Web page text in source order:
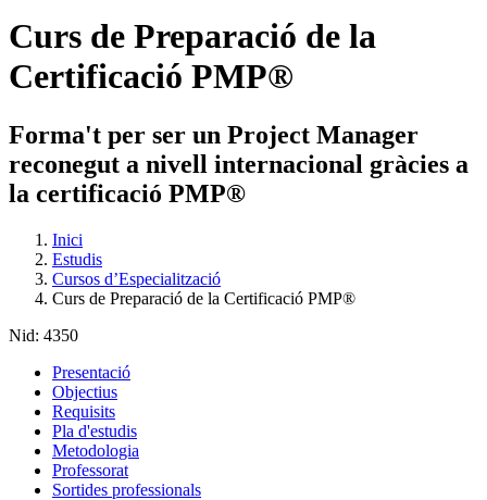
Curs de Preparació de la
Certificació PMP®
Forma't per ser un Project Manager
reconegut a nivell internacional gràcies a
la certificació PMP®
Inici
Estudis
Cursos d’Especialització
Curs de Preparació de la Certificació PMP®
Nid: 4350
Presentació
Objectius
Requisits
Pla d'estudis
Metodologia
Professorat
Sortides professionals